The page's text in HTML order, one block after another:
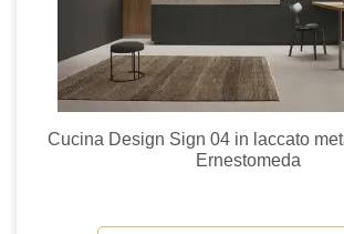
Cucina Design Sign 04 in laccato
Ernestomeda